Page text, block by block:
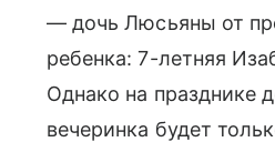
— дочь Люсьяны от
ребенка: 7-летняя
Однако на празднике
вечеринка будет